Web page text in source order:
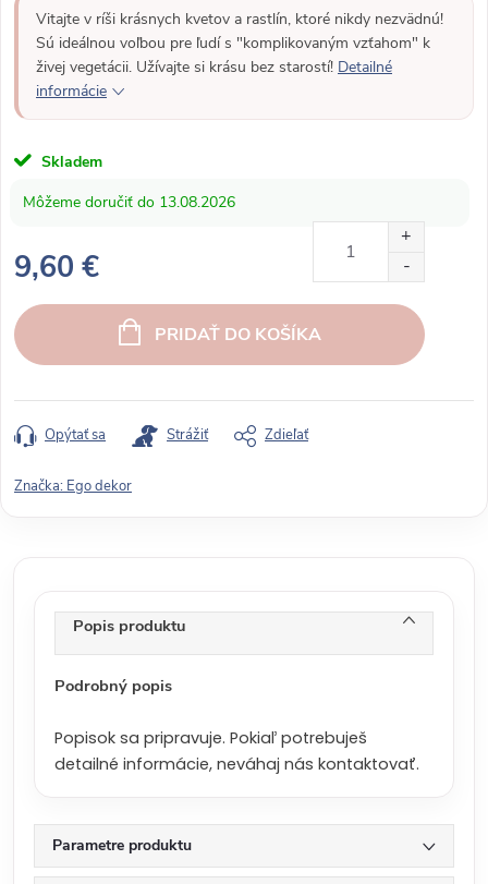
Vitajte v ríši krásnych kvetov a rastlín, ktoré nikdy nezvädnú!
Sú ideálnou voľbou pre ľudí s "komplikovaným vzťahom" k
živej vegetácii. Užívajte si krásu bez starostí! Detailné
informácie
Skladem
13.08.2026
9,60 €
e
d
o
t
o
PRIDAŤ DO KOŠÍKA
Opýtať sa Strážiť Zdieľať
Značka: Ego dekor
Popis produktu
Podrobný popis
Popisok sa pripravuje. Pokiaľ potrebuješ
detailné informácie, neváhaj nás kontaktovať.
Parametre produktu